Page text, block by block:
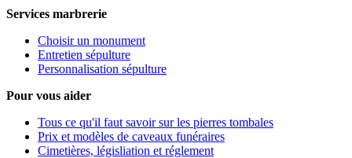
Services marbrerie
Choisir un monument
Entretien sépulture
Personnalisation sépulture
Pour vous aider
Tous ce qu'il faut savoir sur les pierres tombales
Prix et modèles de caveaux funéraires
Cimetières, législiation et réglement